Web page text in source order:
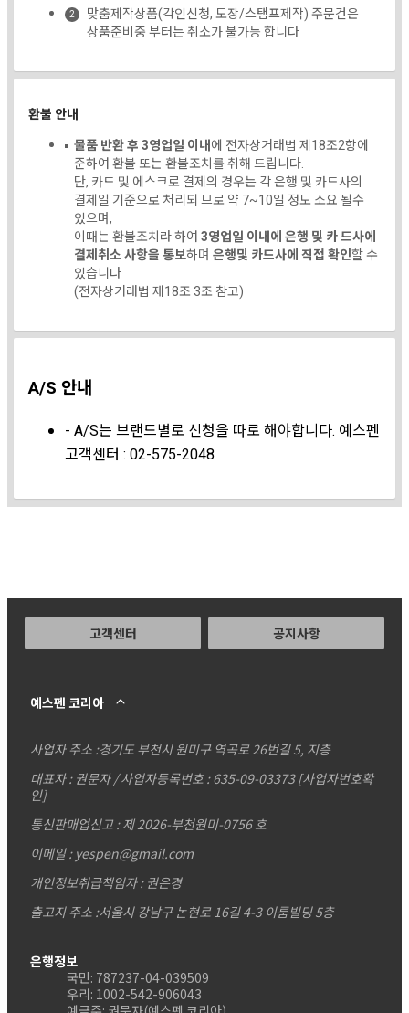
맞춤제작상품(각인신청, 도장/스탬프제작) 주문건은
상품준비중 부터는 취소가 불가능 합니다
환불 안내
물품 반환 후 3영업일 이내에 전자상거래법 제18조2항에
준하여 환불 또는 환불조치를 취해 드립니다.
단, 카드 및 에스크로 결제의 경우는 각 은행 및 카드사의
결제일 기준으로 처리되 므로 약 7~10일 정도 소요 될수
있으며,
이때는 환불조치라 하여3영업일 이내에 은행 및 카 드사에
결제취소 사항을 통보하며 은행및 카드사에 직접 확인할 수
있습니다
(전자상거래법 제18조 3조 참고)
A/S 안내
- A/S는 브랜드별로 신청을 따로 해야합니다. 예스펜
고객센터 : 02-575-2048
고객센터 공지사항
예스펜 코리아
사업자 주소 :경기도 부천시 원미구 역곡로 26번길 5, 지층
대표자 : 권문자 / 사업자등록번호 : 635-09-03373 [사업자번호확
인]
통신판매업신고 : 제 2026-부천원미-0756 호
이메일 : yespen@gmail.com
개인정보취급책임자 : 권은경
출고지 주소 :서울시 강남구 논현로 16길 4-3 이룸빌딩 5층
은행정보
국민: 787237-04-039509
우리: 1002-542-906043